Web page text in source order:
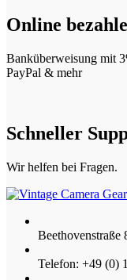
Online
Banküberweisung mit
PayPal & mehr
Schneller
Wir helfen bei Fragen.
Beethovenstraße
Telefon: +49 (0)